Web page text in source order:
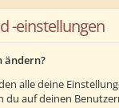
-einstellungen
ändern?
alle deine
du auf deinen